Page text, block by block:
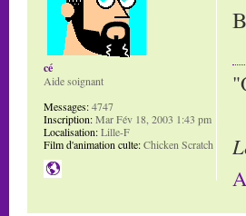
cé
Aide soignant
Messages:4747
Inscription:Mar Fév 18, 2003 1:43 pm
Localisation:Lille-F
Film d'animation culte:Chicken Scratch